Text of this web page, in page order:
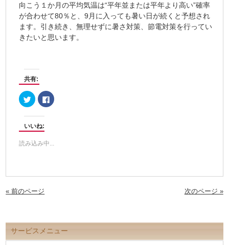
向こう１か月の平均気温は“平年並または平年より高い”確率
が合わせて80％と、9月に入っても暑い日が続くと予想され
ます。引き続き、無理せずに暑さ対策、節電対策を行ってい
きたいと思います。
共有:
ク
リ
ク
し
て
Twitter
で
共
ウ
ン
ド
ま
す)
Facebook
で
ク
て
ィ
ン
いいね:
読み込み中...
« 前のページ 次のページ »
サービスメニュー